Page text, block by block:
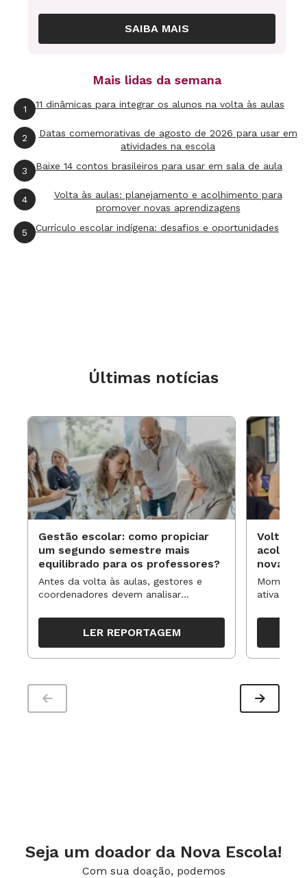
SAIBA MAIS
Mais lidas da semana
1 11 dinâmicas para integrar os alunos na volta às aulas
2
Datas comemorativas de agosto de 2026 para usar em
atividades na escola
3 Baixe 14 contos brasileiros para usar em sala de aula
4
Volta às aulas: planejamento e acolhimento para
promover novas aprendizagens
5 Currículo escolar indígena: desafios e oportunidades
Últimas notícias
Gestão escolar: como propiciar
um segundo semestre mais
equilibrado para os professores?
Antes da volta às aulas, gestores e
coordenadores devem analisar
organizar ações para orientar o
trabalho pedagógico ao longo do
período
LER REPORTAGEM
Volta às
novas
ativa
propostas
Seja um doador da Nova Escola!
Com sua doação, podemos